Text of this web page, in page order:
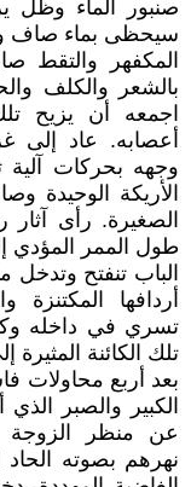
صنبور الماء وظل
سيحظى بماء صاف
المكفهر والتقط
بالشعر والكلف
اجمعه أن يزيح
أعصابه. عاد إلى
وجهه بحركات
الأريكة الوحيدة
الصغيرة. رأى
طول الممر المؤدي
الباب تنفتح وتدخل
أردافها المكتنزة
تسري في داخله
تلك الكائنة
بعد أربع محاولات
الكبير والصبر
عن منظر الزوجة
نهرهم بصوته